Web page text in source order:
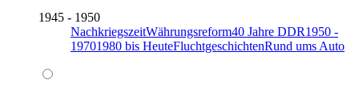
1945 - 1950
NachkriegszeitWährungsreform40 Jahre DDR1950 -
19701980 bis HeuteFluchtgeschichtenRund ums Auto